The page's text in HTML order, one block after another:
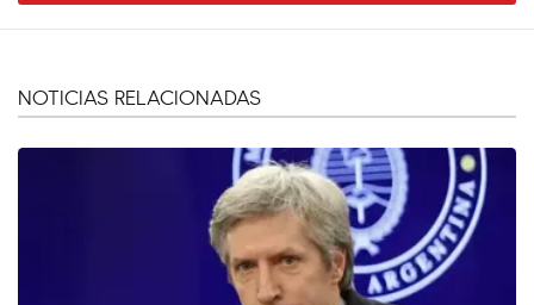
NOTICIAS RELACIONADAS